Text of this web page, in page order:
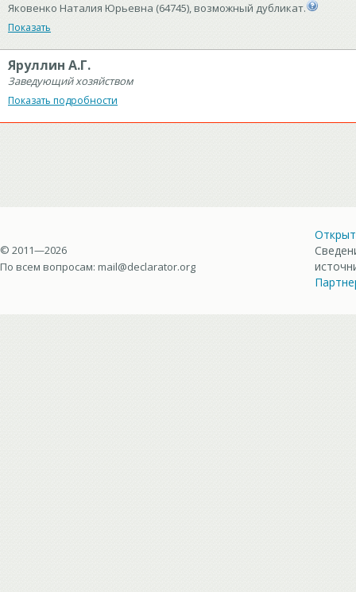
Яковенко Наталия Юрьевна (64745), возможный дубликат.
Показать
Яруллин А.Г.
Заведующий хозяйством
Показать подробности
© 2011—2026
По всем вопросам: mail@declarator.org